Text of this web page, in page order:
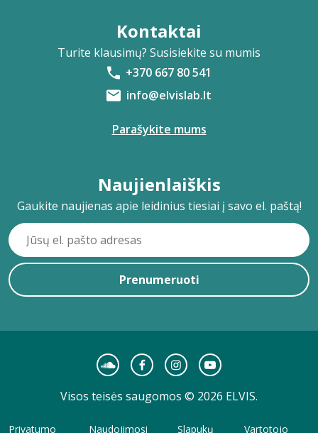
Kontaktai
Turite klausimų? Susisiekite su mumis
+370 667 80 541
info@elvislab.lt
Parašykite mums
Naujienlaiškis
Gaukite naujienas apie leidinius tiesiai į savo el. paštą!
Prenumeruoti
Visos teisės saugomos © 2026 ELVIS.
Privatumo Naudojimosi Slapukų Vartotojo